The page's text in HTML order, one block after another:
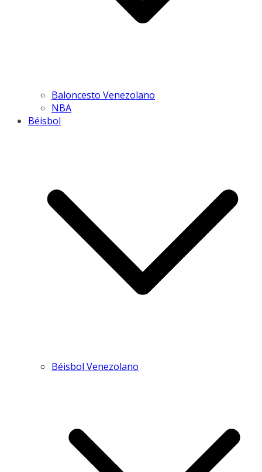
Baloncesto Venezolano
NBA
Béisbol
Béisbol Venezolano